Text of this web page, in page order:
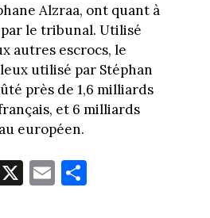
Alzraa, ont quant à
le tribunal. Utilisé
autres escrocs, le
utilisé par Stéphan
près de 1,6 milliards
et 6 milliards
européen.
X E
m
Pa